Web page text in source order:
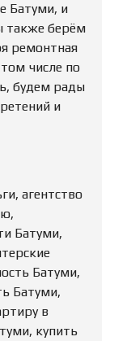
Батуми, и
также берём
ремонтная
числе по
будем рады
и
агентство
Батуми,
Батуми,
Батуми,
в
купить